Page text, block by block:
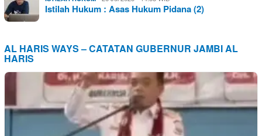
Istilah Hukum : Asas Hukum Pidana (2)
AL HARIS WAYS – CATATAN GUBERNUR JAMBI AL
HARIS